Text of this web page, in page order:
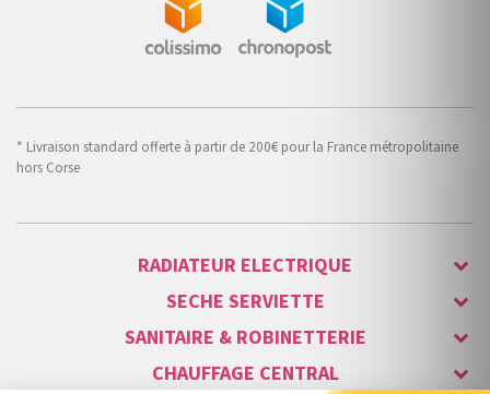
* Livraison standard offerte à partir de 200€ pour la France métropolitaine
hors Corse
RADIATEUR ELECTRIQUE
SECHE SERVIETTE
SANITAIRE & ROBINETTERIE
CHAUFFAGE CENTRAL